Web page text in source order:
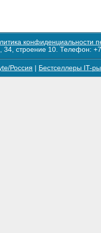
конфиденциальности
34, строение 10. Телефон:
Россия Бестселлеры IT-